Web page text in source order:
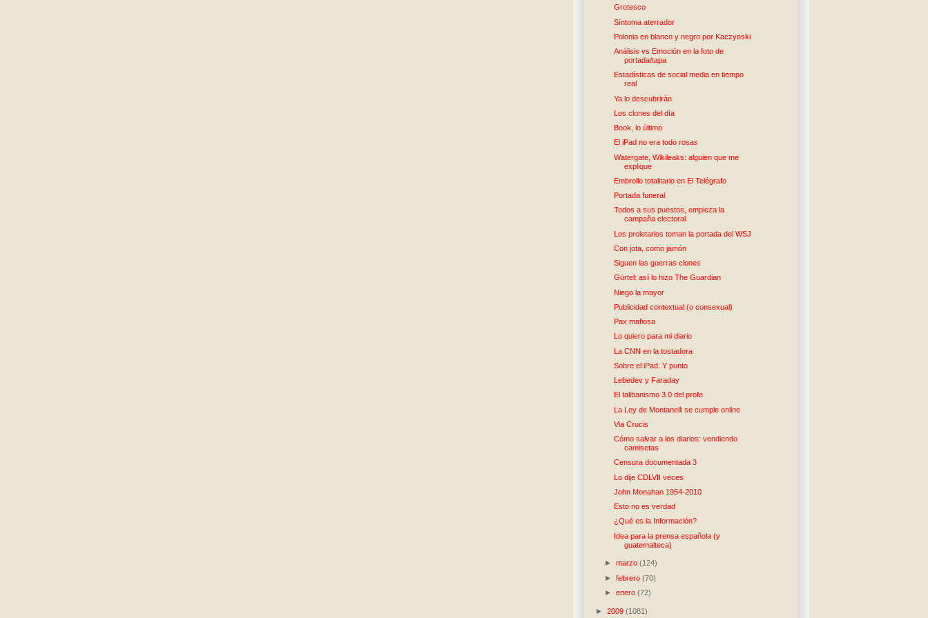
Grotesco
Síntoma aterrador
Polonia en blanco y negro por Kaczynski
Análisis vs Emoción en la foto de
portada/tapa
Estadísticas de social media en tiempo
real
Ya lo descubrirán
Los clones del día
Book, lo último
El iPad no era todo rosas
Watergate, Wikileaks: alguien que me
explique
Embrollo totalitario en El Telégrafo
Portada funeral
Todos a sus puestos, empieza la
campaña electoral
Los proletarios toman la portada del WSJ
Con jota, como jamón
Siguen las guerras clones
Gürtel: así lo hizo The Guardian
Niego la mayor
Publicidad contextual (o consexual)
Pax mafiosa
Lo quiero para mi diario
La CNN en la tostadora
Sobre el iPad. Y punto
Lebedev y Faraday
El talibanismo 3.0 del profe
La Ley de Montanelli se cumple online
Via Crucis
Cómo salvar a los diarios: vendiendo
camisetas
Censura documentada 3
Lo dije CDLVII veces
John Monahan 1954-2010
Esto no es verdad
¿Qué es la Información?
Idea para la prensa española (y
guatemalteca)
►marzo(124)
►febrero(70)
►enero(72)
► 2009 (1081)